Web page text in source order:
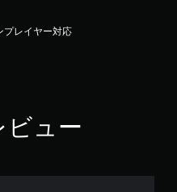
プレイヤー対応
ビュー